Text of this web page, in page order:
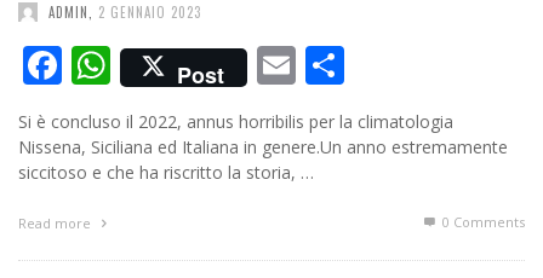
ADMIN 2 GENNAIO 2023
Facebook
WhatsApp
Post Email
Si è concluso il 2022, annus horribilis per la climatologia
Nissena, Siciliana ed Italiana in genere.Un anno estremamente
siccitoso e che ha riscritto la storia, …
Read more 0 Comments